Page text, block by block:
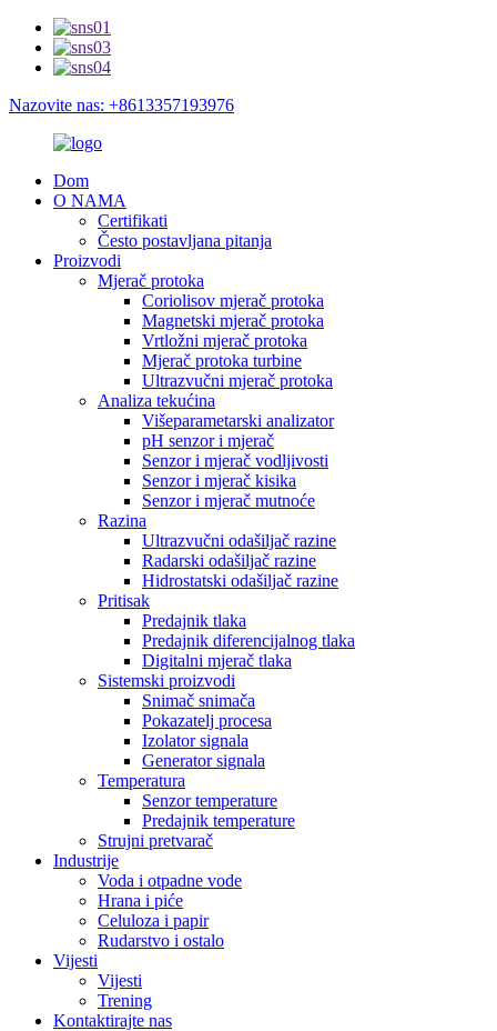
Nazovite nas: +8613357193976
Dom
O NAMA
Certifikati
Često postavljana pitanja
Proizvodi
Mjerač protoka
Coriolisov mjerač protoka
Magnetski mjerač protoka
Vrtložni mjerač protoka
Mjerač protoka turbine
Ultrazvučni mjerač protoka
Analiza tekućina
Višeparametarski analizator
pH senzor i mjerač
Senzor i mjerač vodljivosti
Senzor i mjerač kisika
Senzor i mjerač mutnoće
Razina
Ultrazvučni odašiljač razine
Radarski odašiljač razine
Hidrostatski odašiljač razine
Pritisak
Predajnik tlaka
Predajnik diferencijalnog tlaka
Digitalni mjerač tlaka
Sistemski proizvodi
Snimač snimača
Pokazatelj procesa
Izolator signala
Generator signala
Temperatura
Senzor temperature
Predajnik temperature
Strujni pretvarač
Industrije
Voda i otpadne vode
Hrana i piće
Celuloza i papir
Rudarstvo i ostalo
Vijesti
Vijesti
Trening
Kontaktirajte nas